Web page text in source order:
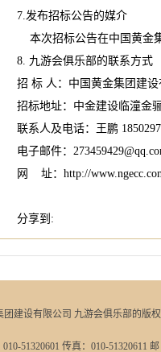
7.发布招标公告的媒介
本次招标公告在中国黄金
8. 九游会俱乐部的联系方式
招 标 人：中国黄金集团建
招标地址：中金建设临潼
联系人及电话：王鹏
电子邮件：
网 址：http://
分享到:
团建设有限公司 九游会俱乐部的版权
51320601 传真：010-51320611 邮